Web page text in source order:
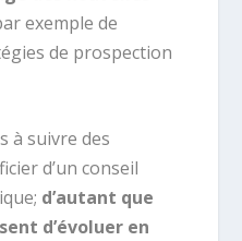
exemple de
de prospection
à suivre des
d’un conseil
d’autant que
d’évoluer en